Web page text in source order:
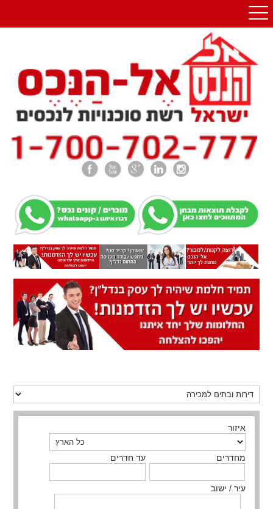
איזור
מחדרים עד חדרים
עיר / ישוב